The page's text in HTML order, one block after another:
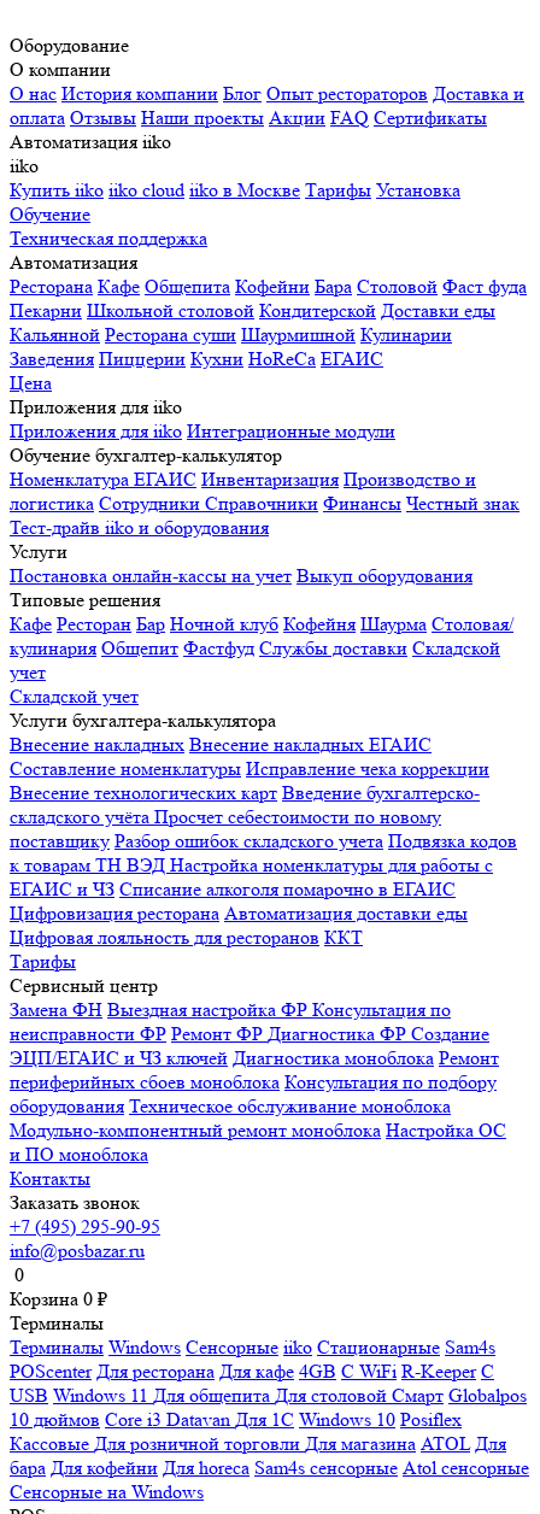
Оборудование
О компании
О нас История компании Блог Опыт рестораторов Доставка и
оплата Отзывы Наши проекты Акции FAQ Сертификаты
Автоматизация iiko
iiko
Купить iiko iiko cloud iiko в Москве Тарифы Установка
Обучение
Техническая поддержка
Автоматизация
Ресторана Кафе Общепита Кофейни Бара Столовой Фаст фуда
Пекарни Школьной столовой Кондитерской Доставки еды
Кальянной Ресторана суши Шаурмишной Кулинарии
Заведения Пиццерии Кухни HoReCa ЕГАИС
Цена
Приложения для iiko
Приложения для iiko Интеграционные модули
Обучение бухгалтер-калькулятор
Номенклатура ЕГАИС Инвентаризация Производство и
логистика Сотрудники Справочники Финансы Честный знак
Тест-драйв iiko и оборудования
Услуги
Постановка онлайн-кассы на учет Выкуп оборудования
Типовые решения
Кафе Ресторан Бар Ночной клуб Кофейня Шаурма Столовая/
кулинария Общепит Фастфуд Службы доставки Складской
учет
Складской учет
Услуги бухгалтера-калькулятора
Внесение накладных Внесение накладных ЕГАИС
Составление номенклатуры Исправление чека коррекции
Внесение технологических карт Введение бухгалтерско-
складского учёта Просчет себестоимости по новому
поставщику Разбор ошибок складского учета Подвязка кодов
к товарам ТН ВЭД Настройка номенклатуры для работы с
ЕГАИС и ЧЗ Списание алкоголя помарочно в ЕГАИС
Цифровизация ресторана Автоматизация доставки еды
Цифровая лояльность для ресторанов ККТ
Тарифы
Сервисный центр
Замена ФН Выездная настройка ФР Консультация по
неисправности ФР Ремонт ФР Диагностика ФР Создание
ЭЦП/ЕГАИС и ЧЗ ключей Диагностика моноблока Ремонт
периферийных сбоев моноблока Консультация по подбору
оборудования Техническое обслуживание моноблока
Модульно-компонентный ремонт моноблока Настройка ОС
и ПО моноблока
Контакты
Заказать звонок
+7 (495) 295-90-95
info@posbazar.ru
0
Корзина 0 ₽
Терминалы
Терминалы Windows Сенсорные iiko Стационарные Sam4s
POScenter Для ресторана Для кафе 4GB С WiFi R-Keeper С
USB Windows 11 Для общепита Для столовой Смарт Globalpos
10 дюймов Core i3 Datavan Для 1С Windows 10 Posiflex
Кассовые Для розничной торговли Для магазина ATOL Для
бара Для кофейни Для horeca Sam4s сенсорные Atol сенсорные
Сенсорные на Windows